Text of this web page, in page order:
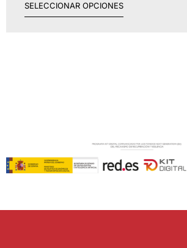
SELECCIONAR OPCIONES